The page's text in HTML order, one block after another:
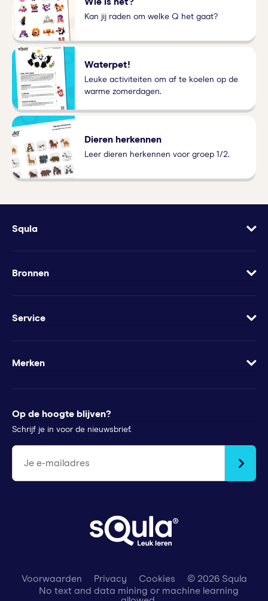
Kan jij raden om welke Q het gaat?
Waterpet!
Leuke activiteiten om af te koelen op de
warme zomerdagen.
Dieren herkennen
Leer dieren herkennen voor groep 1/2.
Squla
Over
Vacatures
Bronnen
Blog
Werkbladen
Stichtingen en goede doelen
Service
Veelgestelde vragen
Wachtwoord vergeten
Merken
Futurewhiz
Squla Polen
scoyo
Op de hoogte blijven?
Schrijf je in voor de nieuwsbrief.
Je e-mailadres
Voorwaarden Privacy Cookies
© 2026 Squla
No text and data mining or machine learning